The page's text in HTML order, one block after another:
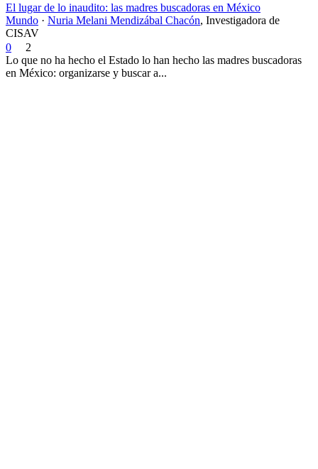
El lugar de lo inaudito: las madres buscadoras en México
Mundo · Nuria Melani Mendizábal Chacón, Investigadora de
CISAV
0
2
Lo que no ha hecho el Estado lo han hecho las madres buscadoras
en México: organizarse y buscar a...